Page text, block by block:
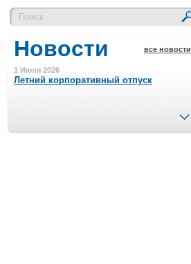
Новости все новости
1 Июля 2026
Летний корпоративный отпуск
Минимальная сумма заказа 5000 р.